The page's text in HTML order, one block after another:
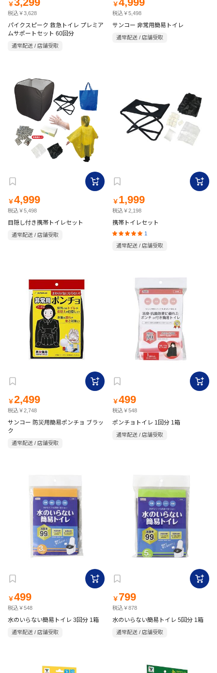
￥
税込￥3,628
パイクスピーク 救急トイレ プレミア
ムサポートセット 60回分
通常配送 / 店舗受取
￥
税込￥5,498
サンコー 非常用簡易トイレ
通常配送 / 店舗受取
￥4,999
税込￥5,498
目隠し付き携帯トイレセット
通常配送 / 店舗受取
￥ 1,999
税込￥2,198
携帯トイレセット
1
通常配送 / 店舗受取
￥2,499
税込￥2,748
サンコー 防災用簡易ポンチョ ブラッ
ク
通常配送 / 店舗受取
￥499
税込￥548
ポンチョトイレ 1回分 1箱
通常配送 / 店舗受取
￥499
税込￥548
水のいらない簡易トイレ 3回分 1箱
通常配送 / 店舗受取
￥ 799
税込￥878
水のいらない簡易トイレ 5回分 1箱
通常配送 / 店舗受取